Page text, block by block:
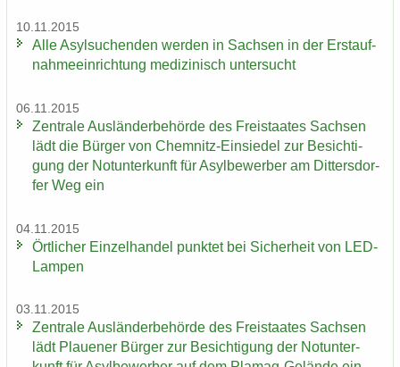
10.11.2015
Alle Asyl­su­chen­den wer­den in Sach­sen in der Erst­auf­
nah­me­ein­rich­tung me­di­zi­nisch un­ter­sucht
06.11.2015
Zen­tra­le Aus­län­der­be­hör­de des Frei­staa­tes Sach­sen
lädt die Bür­ger von Chemnitz-​Einsiedel zur Be­sich­ti­
gung der Not­un­ter­kunft für Asyl­be­wer­ber am Dit­ters­dor­
fer Weg ein
04.11.2015
Ört­li­cher Ein­zel­han­del punk­tet bei Si­cher­heit von LED-​
Lampen
03.11.2015
Zen­tra­le Aus­län­der­be­hör­de des Frei­staa­tes Sach­sen
lädt Plaue­ner Bür­ger zur Be­sich­ti­gung der Not­un­ter­